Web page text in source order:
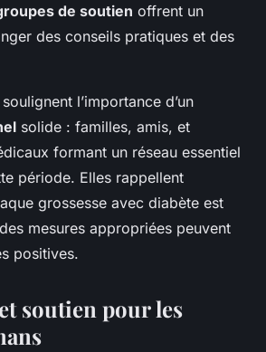
de soutien offrent un
des conseils pratiques et des
soulignent l’importance d’un
solide : familles, amis, et
formant un réseau essentiel
période. Elles rappellent
grossesse avec diabète est
mesures appropriées peuvent
positives.
soutien pour les